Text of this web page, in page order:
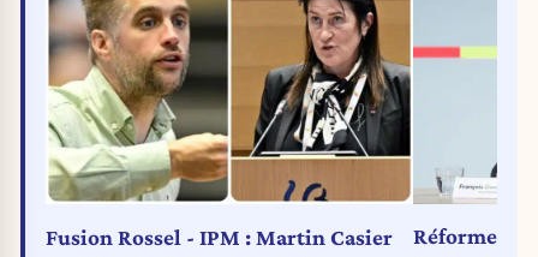
Fusion Rossel - IPM : Martin Casier
Réforme